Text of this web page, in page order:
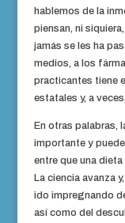
hablemos de la
piensan, ni
jamás se les ha
medios, a los
practicantes tiene
estatales y, a
En otras palabras,
importante y
entre que una
La ciencia avanza
ido impregnando
así como del